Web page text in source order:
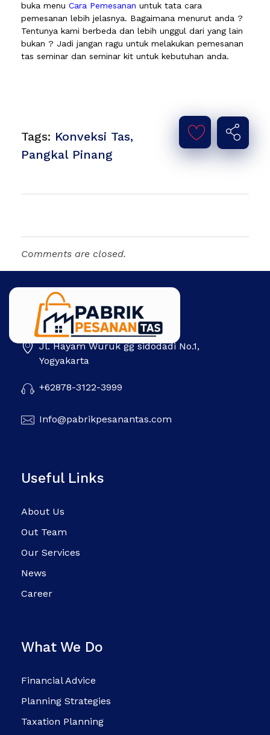
buka menu Cara Pemesanan untuk tata cara
pemesanan lebih jelasnya. Bagaimana menurut anda ?
Tentunya kami berbeda dan lebih unggul dari yang lain
bukan ? Jadi jangan ragu untuk melakukan pemesanan
tas seminar dan seminar kit untuk kebutuhan anda.
Tags: Konveksi Tas,
Pangkal Pinang
Comments are closed.
Pabrik Pesanan Tas Jl. Hayam Wuruk gg sidodadi No.1,
Yogyakarta
+62878-3122-3999
Info@pabrikpesanantas.com
Useful Links
About Us
Out Team
Our Services
News
Career
What We Do
Financial Advice
Planning Strategies
Taxation Planning